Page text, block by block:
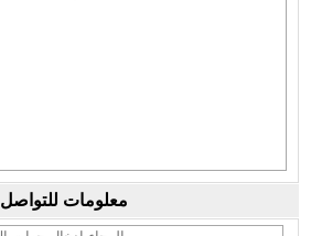
معلومات للتواصل